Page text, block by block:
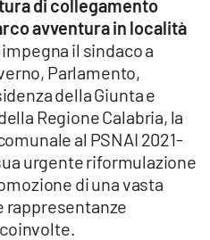
di collegamento
avventura in località
il sindaco a
Parlamento,
della Giunta e
Regione Calabria, la
al PSNAI 2021-
urgente riformulazione
di una vasta
rappresentanze